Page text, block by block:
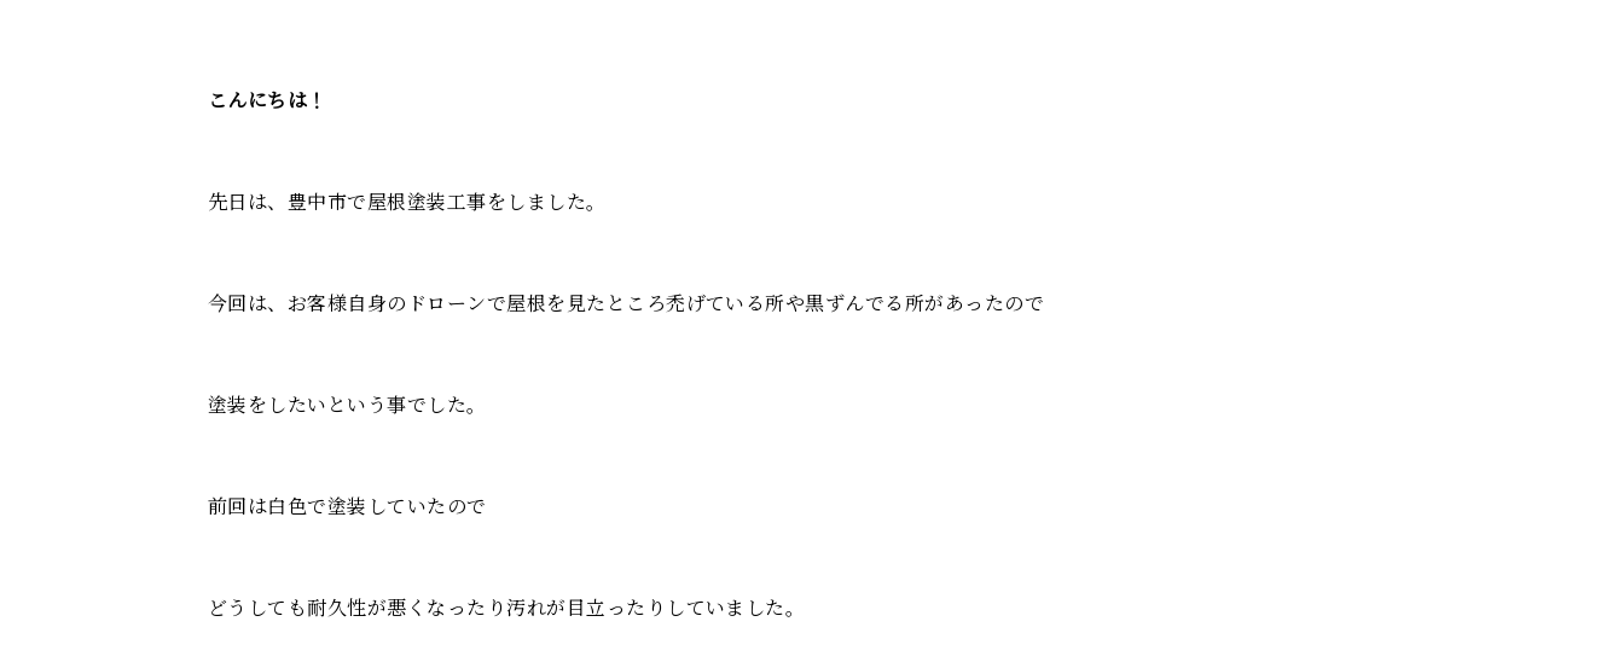
こんにちは！
先日は、豊中市で屋根塗装工事をしました。
今回は、お客様自身のドローンで屋根を見たところ禿げている所や黒ずんでる所があったので
塗装をしたいという事でした。
前回は白色で塗装していたので
どうしても耐久性が悪くなったり汚れが目立ったりしていました。